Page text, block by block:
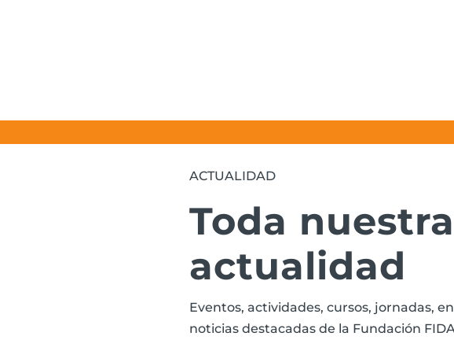
ACTUALIDAD
Toda nuestra
actualidad
Eventos, actividades, cursos, jornadas,
noticias destacadas de la Fundación